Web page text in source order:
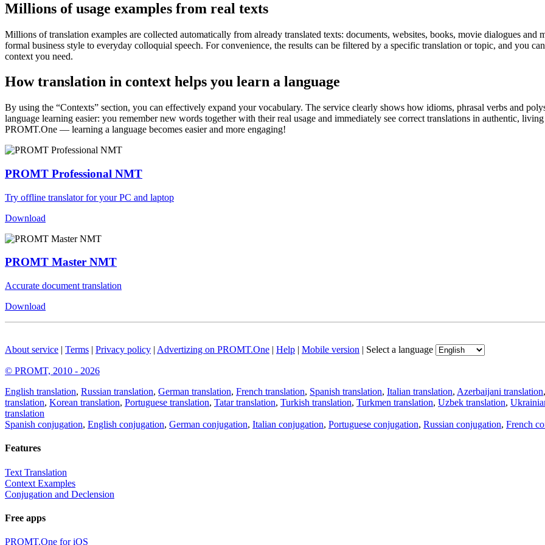
Millions of usage examples from real texts
Millions of translation examples are collected automatically from already translated texts: documents, websites, books, movie dialogues
formal business style to everyday colloquial speech. For convenience, the results can be filtered by a specific translation or topic, and you
context you need.
How translation in context helps you learn a language
By using the “Contexts” section, you can effectively expand your vocabulary. The service clearly shows how idioms, phrasal verbs and
language learning easier: you remember new words together with their real usage and immediately see correct translations in authentic,
PROMT.One — learning a language becomes easier and more engaging!
PROMT Professional NMT
Try offline translator for your PC and laptop
Download
PROMT Master NMT
Accurate document translation
Download
About service | Terms | Privacy policy | Advertizing on PROMT.One | Help | Mobile version | Select a language
© PROMT, 2010 - 2026
English translation, Russian translation, German translation, French translation, Spanish translation, Italian translation, Azerbaijani translation
translation, Korean translation, Portuguese translation, Tatar translation, Turkish translation, Turkmen translation, Uzbek translation,
translation
Spanish conjugation, English conjugation, German conjugation, Italian conjugation, Portuguese conjugation, Russian conjugation, French
Features
Text Translation
Context Examples
Conjugation and Declension
Free apps
PROMT.One for iOS